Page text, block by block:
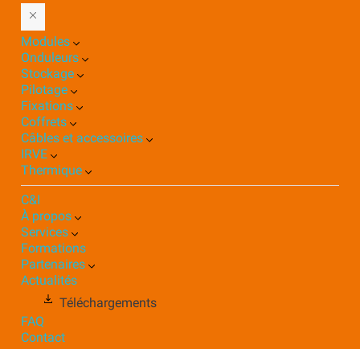
Modules
Onduleurs
Stockage
Pilotage
Fixations
Coffrets
Câbles et accessoires
IRVE
Thermique
C&I
À propos
Services
Formations
Partenaires
Actualités
Téléchargements
FAQ
Contact